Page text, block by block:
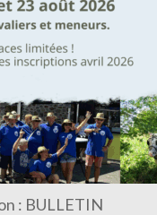
: BULLETIN